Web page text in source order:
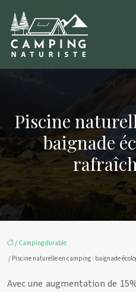
Piscine
baignade
/ Camping durable
/ Piscine naturelle en camping : baignade
Avec une augmentation de